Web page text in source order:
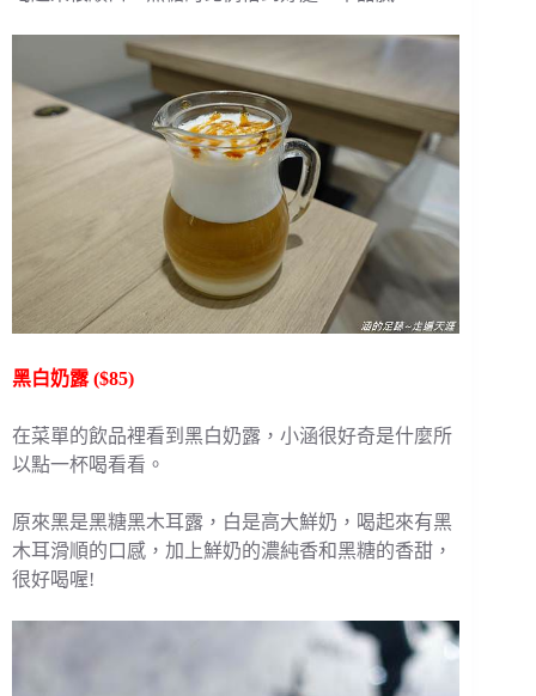
黑白奶露 ($85)
在菜單的飲品裡看到黑白奶露，小涵很好奇是什麼所
以點一杯喝看看。
原來黑是黑糖黑木耳露，白是高大鮮奶，喝起來有黑
木耳滑順的口感，加上鮮奶的濃純香和黑糖的香甜，
很好喝喔!